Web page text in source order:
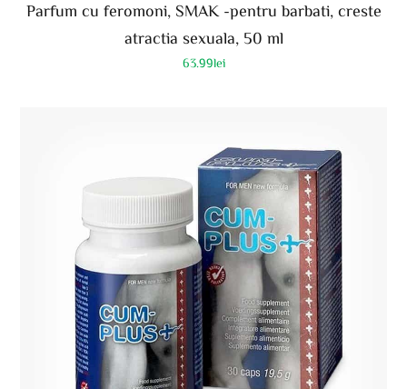
Parfum cu feromoni, SMAK -pentru barbati, creste
atractia sexuala, 50 ml
63.99lei